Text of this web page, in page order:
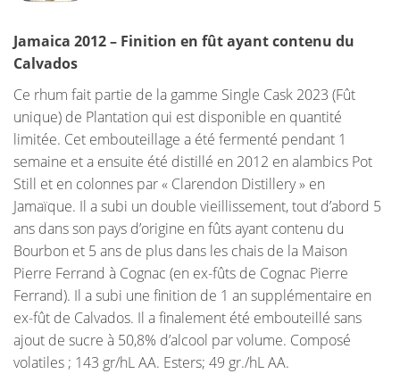
Jamaica 2012 – Finition en fût ayant contenu du
Calvados
Ce rhum fait partie de la gamme Single Cask 2023 (Fût
unique) de Plantation qui est disponible en quantité
limitée. Cet embouteillage a été fermenté pendant 1
semaine et a ensuite été distillé en 2012 en alambics Pot
Still et en colonnes par « Clarendon Distillery » en
Jamaïque. Il a subi un double vieillissement, tout d’abord 5
ans dans son pays d’origine en fûts ayant contenu du
Bourbon et 5 ans de plus dans les chais de la Maison
Pierre Ferrand à Cognac (en ex-fûts de Cognac Pierre
Ferrand). Il a subi une finition de 1 an supplémentaire en
ex-fût de Calvados. Il a finalement été embouteillé sans
ajout de sucre à 50,8% d’alcool par volume. Composé
volatiles ; 143 gr/hL AA. Esters; 49 gr./hL AA.